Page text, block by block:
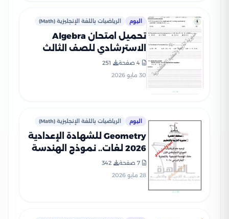
اليوم الرياضيات باللغة الإنجليزية (Math)
تحميل امتحان Algebra
الاسترشادي للصف الثالث
الإعدادي لغات الترم الثاني
2026 محافظة الإسكندرية
4 صفحة
251
30 مايو 2026
اليوم الرياضيات باللغة الإنجليزية (Math)
Geometry للشهادة الإعدادية
2026 لغات.. نموذج الهندسة
الاسترشادي من تعليم
القاهرة PDF
7 صفحة
342
28 مايو 2026